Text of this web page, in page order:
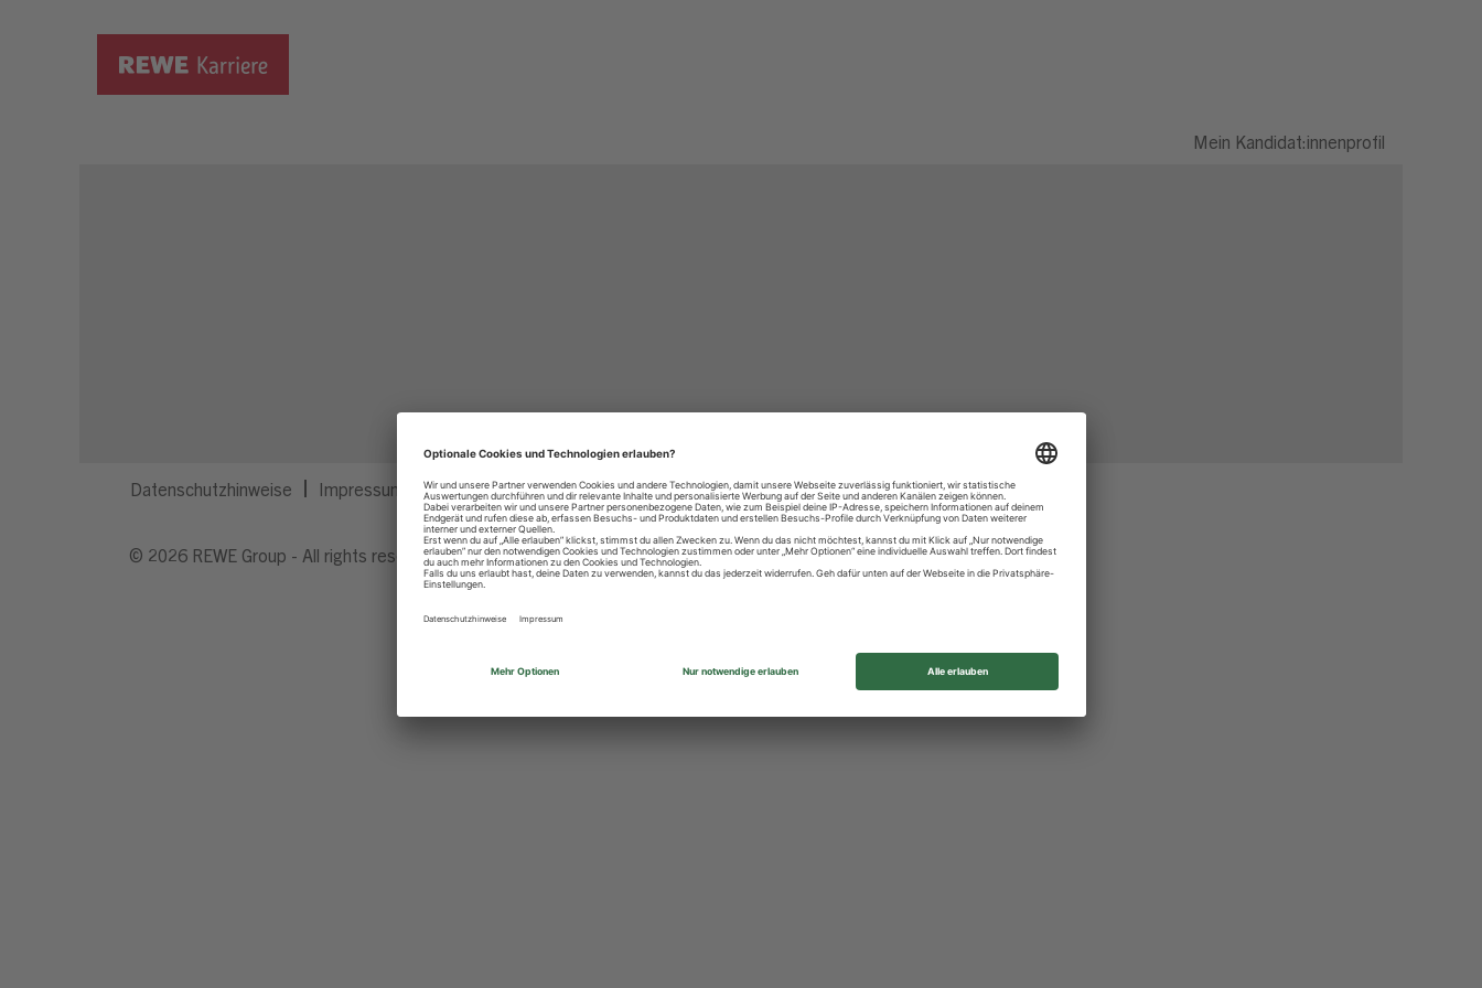
Mein Kandidat:innenprofil
Datenschutzhinweise Impressum Privatsphäre-Einstellungen
© 2026 REWE Group - All rights reserved